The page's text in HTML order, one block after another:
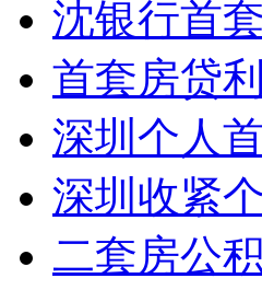
沈银行首
首套房贷
深圳个人
深圳收紧
二套房公